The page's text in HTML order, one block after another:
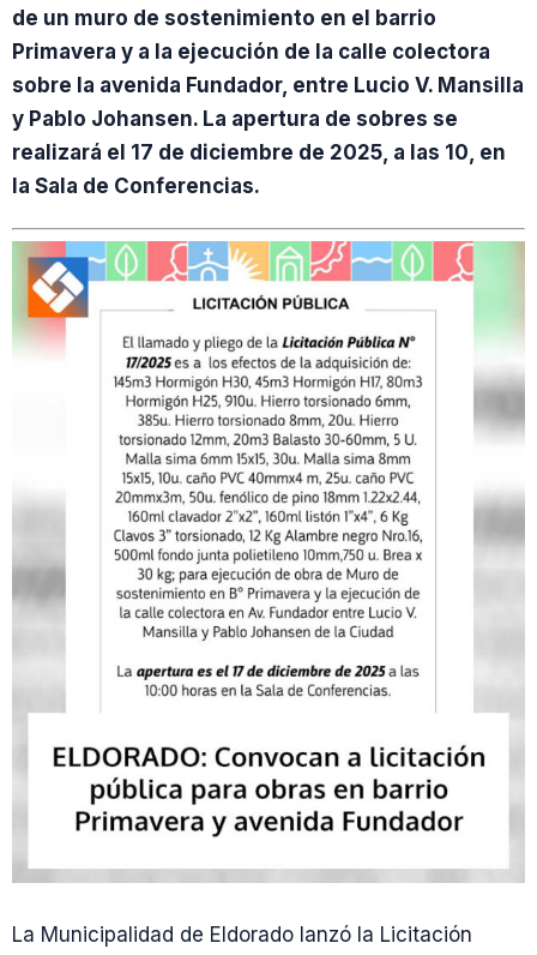
de un muro de sostenimiento en el barrio
Primavera y a la ejecución de la calle colectora
sobre la avenida Fundador, entre Lucio V. Mansilla
y Pablo Johansen. La apertura de sobres se
realizará el 17 de diciembre de 2025, a las 10, en
la Sala de Conferencias.
La Municipalidad de Eldorado lanzó la Licitación